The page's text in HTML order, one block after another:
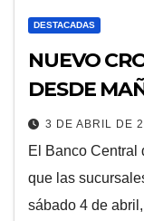
DESTACADAS
NUEVO
DESDE
3 DE ABRIL DE
El Banco Central
que las
sábado 4 de